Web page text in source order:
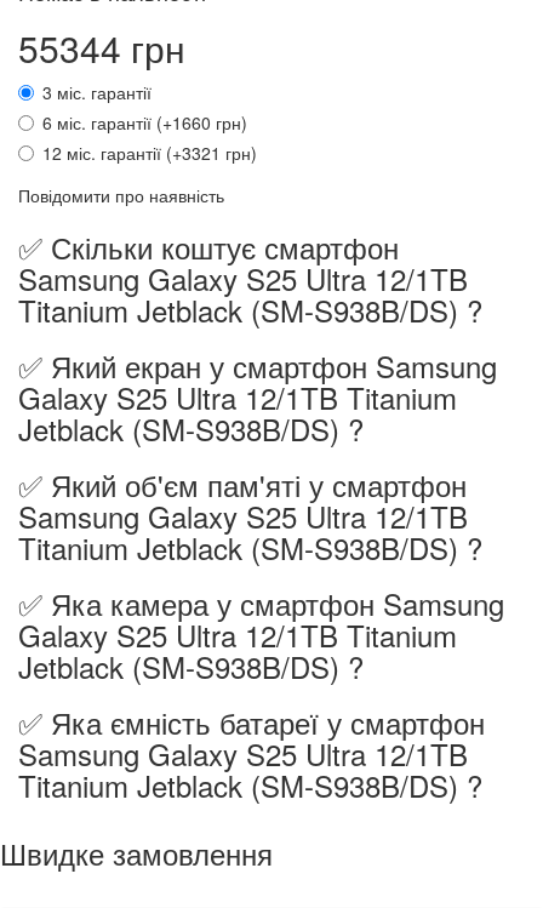
55344 грн
3 міс. гарантії
6 міс. гарантії (+1660 грн)
12 міс. гарантії (+3321 грн)
Повідомити про наявність
✅ Скільки коштує смартфон
Samsung Galaxy S25 Ultra 12/1TB
Titanium Jetblack (SM-S938B/DS) ?
✅ Який екран у смартфон Samsung
Galaxy S25 Ultra 12/1TB Titanium
Jetblack (SM-S938B/DS) ?
✅ Який об'єм пам'яті у смартфон
Samsung Galaxy S25 Ultra 12/1TB
Titanium Jetblack (SM-S938B/DS) ?
✅ Яка камера у смартфон Samsung
Galaxy S25 Ultra 12/1TB Titanium
Jetblack (SM-S938B/DS) ?
✅ Яка ємність батареї у смартфон
Samsung Galaxy S25 Ultra 12/1TB
Titanium Jetblack (SM-S938B/DS) ?
Швидке замовлення